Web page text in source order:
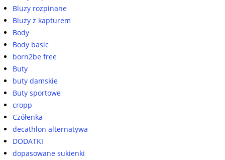
Bluzy rozpinane
Bluzy z kapturem
Body
Body basic
born2be free
Buty
buty damskie
Buty sportowe
cropp
Czółenka
decathlon alternatywa
DODATKI
dopasowane sukienki